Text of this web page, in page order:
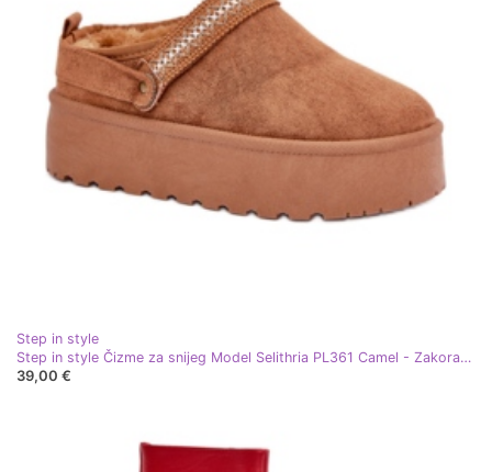
Step in style
Step in style Čizme za snijeg Model Selithria PL361 Camel - Zakoračite sa stilom smeđa
39,00 €